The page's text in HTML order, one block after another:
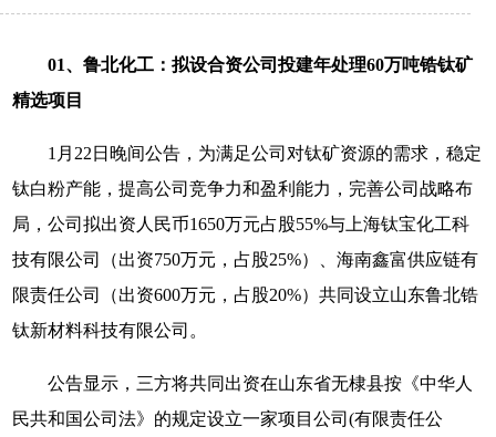
01、鲁北化工：拟设合资公司投建年处理60万吨锆钛矿
精选项目
1月22日晚间公告，为满足公司对钛矿资源的需求，稳定
钛白粉产能，提高公司竞争力和盈利能力，完善公司战略布
局，公司拟出资人民币1650万元占股55%与上海钛宝化工科
技有限公司（出资750万元，占股25%）、海南鑫富供应链有
限责任公司（出资600万元，占股20%）共同设立山东鲁北锆
钛新材料科技有限公司。
公告显示，三方将共同出资在山东省无棣县按《中华人
民共和国公司法》的规定设立一家项目公司(有限责任公